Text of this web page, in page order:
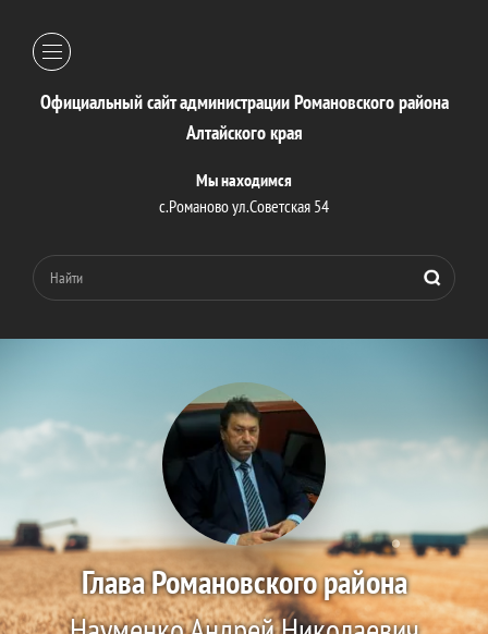
Официальный сайт администрации Романовского района
Алтайского края
Мы находимся
с.Романово ул.Советская 54
Глава Романовского района